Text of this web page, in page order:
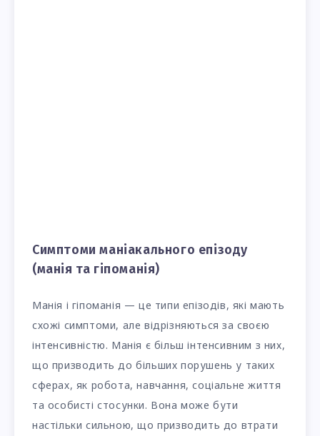
Симптоми маніакального епізоду
(манія та гіпоманія)
Манія і гіпоманія — це типи епізодів, які мають
схожі симптоми, але відрізняються за своєю
інтенсивністю. Манія є більш інтенсивним з них,
що призводить до більших порушень у таких
сферах, як робота, навчання, соціальне життя
та особисті стосунки. Вона може бути
настільки сильною, що призводить до втрати